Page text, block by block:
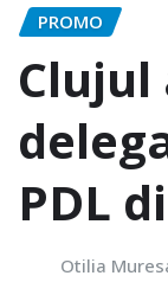
PROMO
Clujul
PDL
Otilia